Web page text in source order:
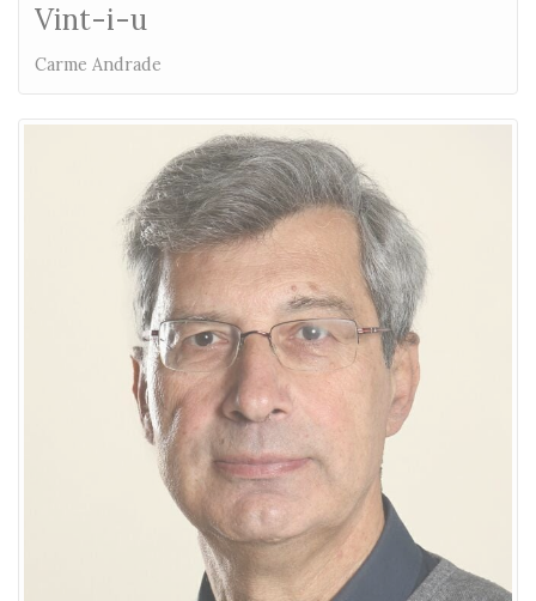
Vint-i-u
Carme Andrade